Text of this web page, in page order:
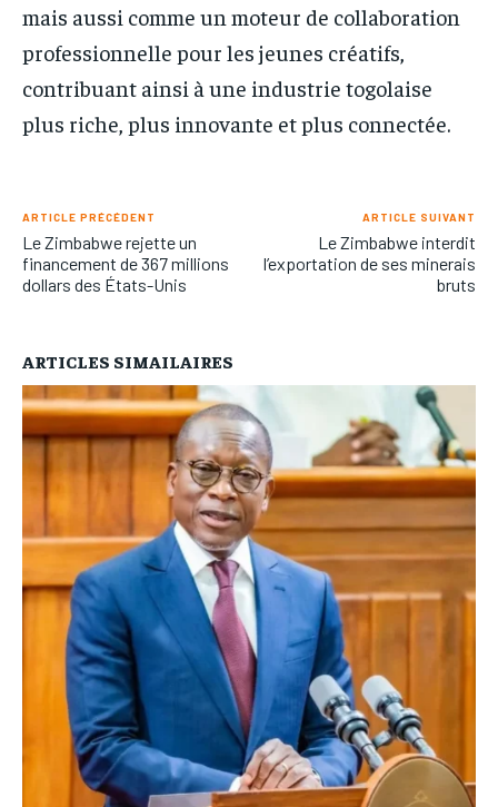
mais aussi comme un moteur de collaboration
professionnelle pour les jeunes créatifs,
contribuant ainsi à une industrie togolaise
plus riche, plus innovante et plus connectée.
ARTICLE PRÉCÉDENT
Le Zimbabwe rejette un
financement de 367 millions
dollars des États-Unis
ARTICLE SUIVANT
Le Zimbabwe interdit
l’exportation de ses minerais
bruts
ARTICLES SIMAILAIRES